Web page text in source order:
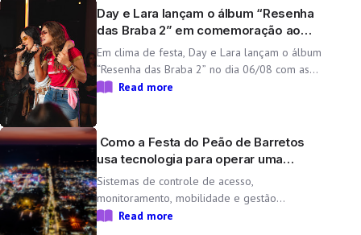
depois de deixar a […]
Day e Lara lançam o álbum “Resenha
das Braba 2” em comemoração ao
aniversário da dupla
Em clima de festa, Day e Lara lançam o álbum
“Resenha das Braba 2” no dia 06/08 com as
inéditas “Lado Cachorra” e “Doeu em Mim” O
Read more
Como a Festa do Peão de Barretos
usa tecnologia para operar uma
cidade temporária
Sistemas de controle de acesso,
monitoramento, mobilidade e gestão
operacional ajudam a transformar o Parque
Read more